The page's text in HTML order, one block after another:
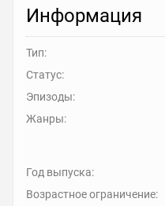
Информация
Тип:
Статус:
Эпизоды:
Жанры:
Год выпуска:
Возрастное ограничение: